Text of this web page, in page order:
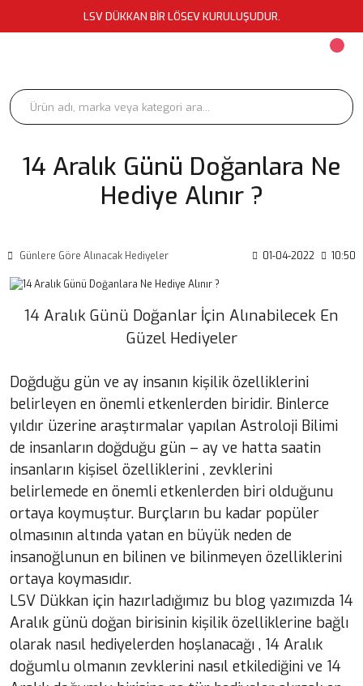
LSV DÜKKAN BİR LÖSEV KURULUŞUDUR.
14 Aralık Günü Doğanlara Ne
Hediye Alınır ?
Günlere Göre Alınacak Hediyeler 01-04-2022 10:50
14 Aralık Günü Doğanlar İçin Alınabilecek En
Güzel Hediyeler
Doğduğu gün ve ay insanın kişilik özelliklerini
belirleyen en önemli etkenlerden biridir. Binlerce
yıldır üzerine araştırmalar yapılan Astroloji Bilimi
de insanların doğduğu gün – ay ve hatta saatin
insanların kişisel özelliklerini , zevklerini
belirlemede en önemli etkenlerden biri olduğunu
ortaya koymuştur. Burçların bu kadar popüler
olmasının altında yatan en büyük neden de
insanoğlunun en bilinen ve bilinmeyen özelliklerini
ortaya koymasıdır.
LSV Dükkan için hazırladığımız bu blog yazımızda 14
Aralık günü doğan birisinin kişilik özelliklerine bağlı
olarak nasıl hediyelerden hoşlanacağı , 14 Aralık
doğumlu olmanın zevklerini nasıl etkilediğini ve 14